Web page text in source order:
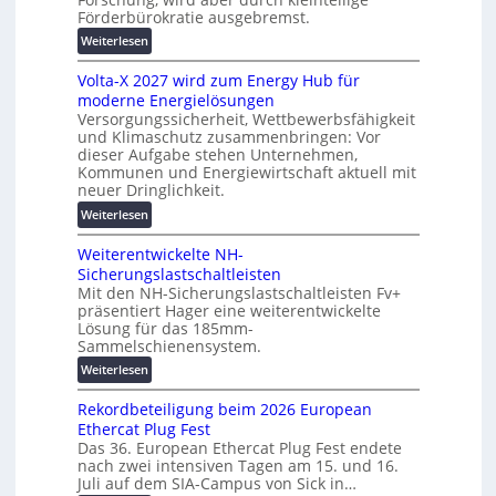
u
n
g
s
l
ö
s
u
n
e
n
c
h
u
t
z
u
n
d
d
i
g
i
l
e
T
r
a
n
s
p
a
r
e
Förderbürokratie ausgebremst.
Weiterlesen:
M
a
s
c
h
i
n
e
n
b
a
u
:
F
o
r
s
h
u
n
g
Volta-X 2027 wird zum Energy Hub für
moderne Energielösungen
Versorgungssicherheit, Wettbewerbsfähigkeit
und Klimaschutz zusammenbringen: Vor
dieser Aufgabe stehen Unternehmen,
Kommunen und Energiewirtschaft aktuell mit
neuer Dringlichkeit.
Weiterlesen:
V
o
l
t
a
-
X
2
0
2
7
w
i
r
Weiterentwickelte NH-
Sicherungslastschaltleisten
Mit den NH-Sicherungslastschaltleisten Fv+
präsentiert Hager eine weiterentwickelte
Lösung für das 185mm-
Sammelschienensystem.
Weiterlesen:
W
e
i
t
e
r
Rekordbeteiligung beim 2026 European
Ethercat Plug Fest
Das 36. European Ethercat Plug Fest endete
nach zwei intensiven Tagen am 15. und 16.
Juli auf dem SIA-Campus von Sick in…